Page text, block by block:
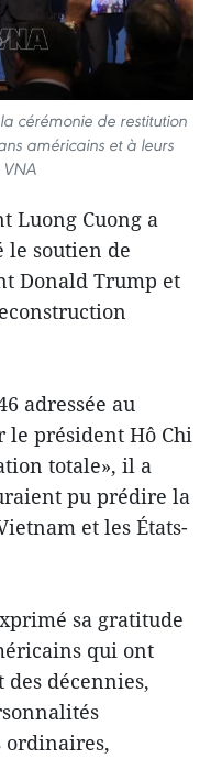
cérémonie de restitution
américains et à leurs
VNA
Luong Cuong a
le soutien de
Donald Trump et
adressée au
président Hô Chi
totale», il a
pu prédire la
et les États-
sa gratitude
qui ont
décennies,
ordinaires,